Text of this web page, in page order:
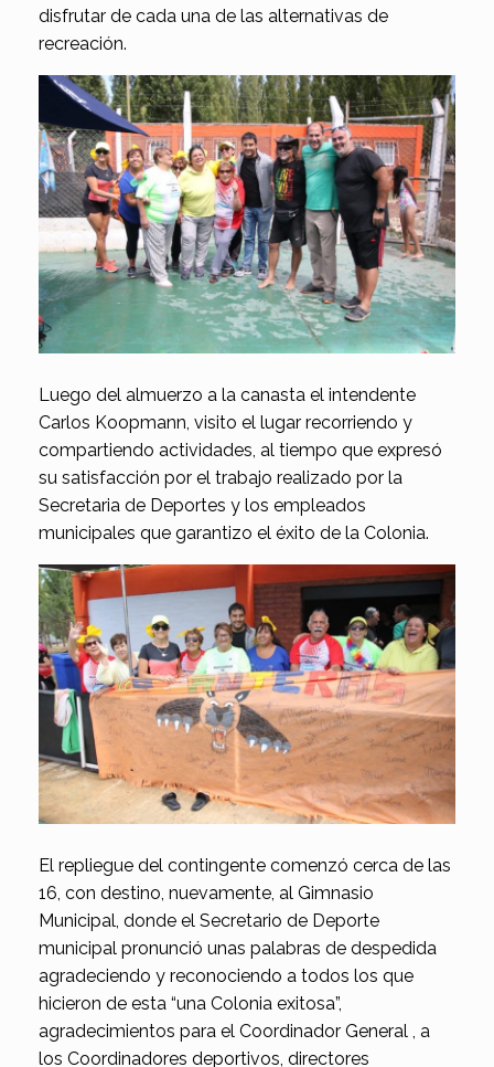
disfrutar de cada una de las alternativas de
recreación.
Luego del almuerzo a la canasta el intendente
Carlos Koopmann, visito el lugar recorriendo y
compartiendo actividades, al tiempo que expresó
su satisfacción por el trabajo realizado por la
Secretaria de Deportes y los empleados
municipales que garantizo el éxito de la Colonia.
El repliegue del contingente comenzó cerca de las
16, con destino, nuevamente, al Gimnasio
Municipal, donde el Secretario de Deporte
municipal pronunció unas palabras de despedida
agradeciendo y reconociendo a todos los que
hicieron de esta “una Colonia exitosa”,
agradecimientos para el Coordinador General , a
los Coordinadores deportivos, directores